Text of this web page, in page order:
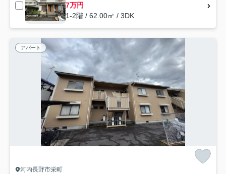
7万円
1-2階 / 62.00㎡ / 3DK
アパート
河内長野市栄町